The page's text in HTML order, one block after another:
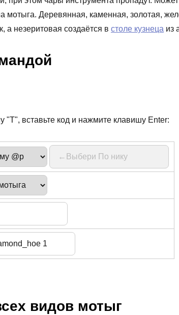
мотыга. Деревянная, каменная, золотая,
а незеритовая создаётся в столе кузнеца из
"T", вставьте код и нажмите клавишу Enter:
видов мотыг